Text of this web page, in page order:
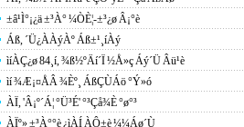
±â¹Ì°¡¿ä ±³À° ¼ÒÈ¦-±³¿ø Â¡°è
Áß, ´Ü¿ÀÀýÀº Áß±¹¸íÀý
ìíÀÇ¿ø 84¸í, ¾ß½ºÄí´Ï ½Å»ç Áý´Ü Âü¹è
ìí ¾Æ¡¤ÅÂ ¾Èº¸ ÁßÇÙÁö °Ý»ó
ÀÏ, 'Â¡º´Á¦ °Ü³É' °³Çå¾È °ø°³
ÀÏº» ±³À°°è ¿ìÀÍ ÀÔ±è ¼¼Áø´Ù